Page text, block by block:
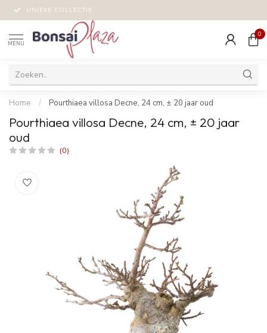
UNIEKE COLLECTIE
MENU
0
Home / Pourthiaea villosa Decne, 24 cm, ± 20 jaar oud
Pourthiaea villosa Decne, 24 cm, ± 20 jaar
oud
(0)